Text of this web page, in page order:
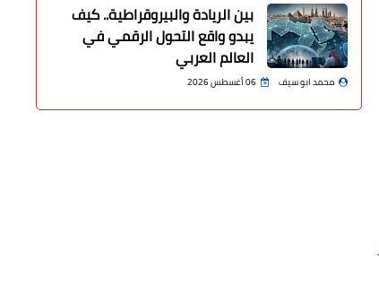
بين الريادة والبيروقراطية.. كيف
يبدو واقع التحول الرقمي في
العالم العربي
محمد ابو سيف 06 أغسطس 2026